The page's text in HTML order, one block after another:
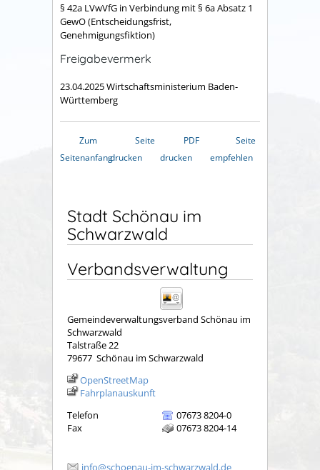
§ 42a LVwVfG in Verbindung mit § 6a Absatz 1
GewO (Entscheidungsfrist,
Genehmigungsfiktion)
Freigabevermerk
23.04.2025 Wirtschaftsministerium Baden-
Württemberg
Zum
Seitenanfang
Seite
drucken
PDF
drucken
Seite
empfehlen
Stadt Schönau im
Schwarzwald
Verbandsverwaltung
Gemeindeverwaltungsverband Schönau im
Schwarzwald
Talstraße 22
79677 Schönau im Schwarzwald
OpenStreetMap
Fahrplanauskunft
Telefon
07673 8204-0
Fax
07673 8204-14